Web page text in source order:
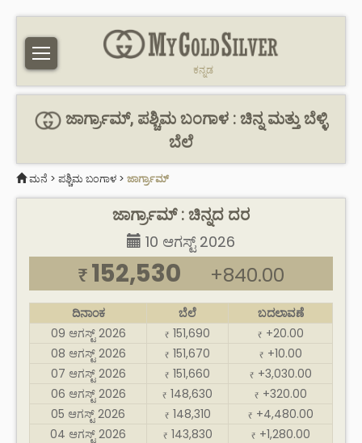
ಕನ್ನಡ
ಜಾರ್ಗ್ರಾಮ್, ಪಶ್ಚಿಮ ಬಂಗಾಳ : ಚಿನ್ನ ಮತ್ತು ಬೆಳ್ಳಿ
ಬೆಲೆ
ಮನೆ > ಪಶ್ಚಿಮ ಬಂಗಾಳ > ಜಾರ್ಗ್ರಾಮ್
ಜಾರ್ಗ್ರಾಮ್ : ಚಿನ್ನದ ದರ
10 ಆಗಸ್ಟ್ 2026
₹ 152,530 +840.00
ದಿನಾಂಕ ಬೆಲೆ
ಬದಲಾವಣೆ
09 ಆಗಸ್ಟ್ 2026
₹ 151,690 ₹ +20.00
08 ಆಗಸ್ಟ್ 2026
₹ 151,670 ₹ +10.00
07 ಆಗಸ್ಟ್ 2026
₹ 151,660 ₹ +3,030.00
06 ಆಗಸ್ಟ್ 2026
₹ 148,630 ₹ +320.00
05 ಆಗಸ್ಟ್ 2026
₹ 148,310 ₹ +4,480.00
04 ಆಗಸ್ಟ್ 2026
₹ 143,830 ₹ +1,280.00